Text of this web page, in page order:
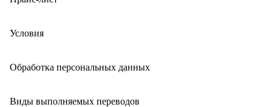
Условия
Обработка персональных данных
Виды выполняемых переводов